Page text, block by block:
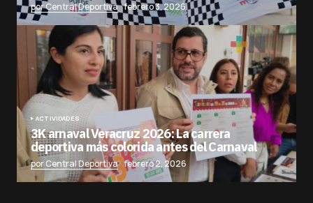
por Central Deportiva febrero 3, 2026
ACTIVIDADES
3K arnaval Veracruz 2026: La carrera
deportiva más colorida antes del Carnaval
por Central Deportiva febrero 2, 2026